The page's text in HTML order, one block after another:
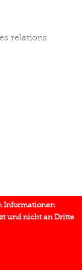
relations
Informationen
und nicht an Dritte